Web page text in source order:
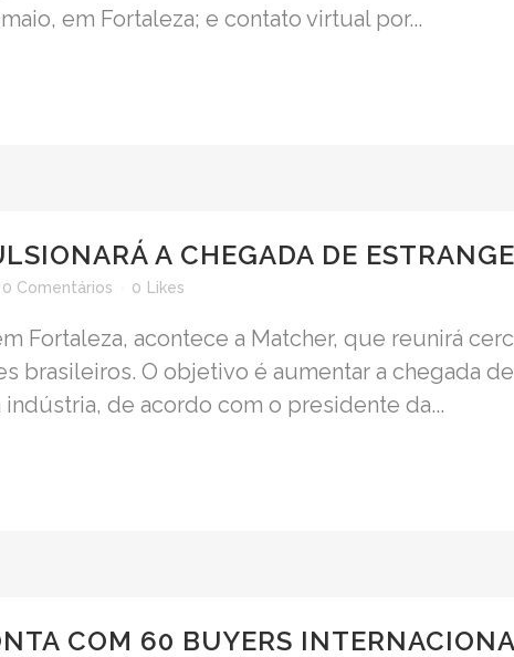
em Fortaleza; e contato virtual por...
A CHEGADA DE
0 Comentários 0 Likes
Fortaleza, acontece a Matcher, que reunirá
brasileiros. O objetivo é aumentar a chegada
de acordo com o presidente da...
COM 60 BUYERS